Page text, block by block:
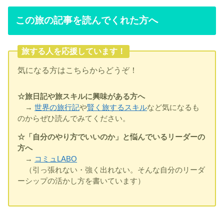
この旅の記事を読んでくれた方へ
旅する人を応援しています！
気になる方はこちらからどうぞ！
☆旅日記や旅スキルに興味がある方へ
→世界の旅行記や賢く旅するスキルなど気になるも
のからぜひ読んでみてください。
☆「自分のやり方でいいのか」と悩んでいるリーダーの
方へ
→ コミュLABO
（引っ張れない・強く出れない。そんな自分のリーダ
ーシップの活かし方を書いています）